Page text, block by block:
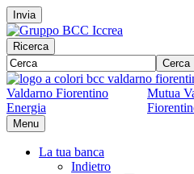
Invia
Ricerca
Cerca
Valdarno Fiorentino
Energia
Mutua
Menu
La tua banca
Indietro